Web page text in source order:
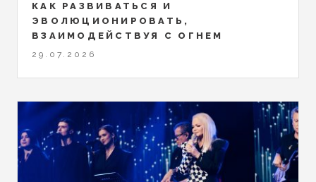
КАК РАЗВИВАТЬСЯ И
ЭВОЛЮЦИОНИРОВАТЬ,
ВЗАИМОДЕЙСТВУЯ С ОГНЕМ
29.07.2026